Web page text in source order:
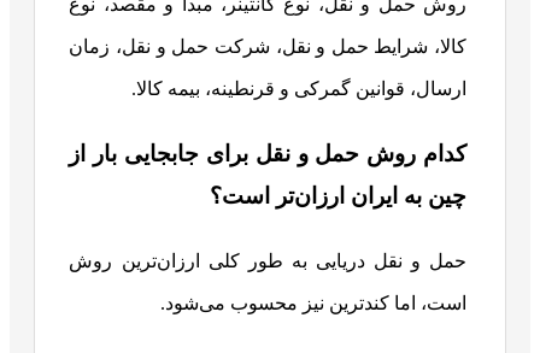
روش حمل و نقل، نوع کانتینر، مبدا و مقصد، نوع
کالا، شرایط حمل و نقل، شرکت حمل و نقل، زمان
ارسال، قوانین گمرکی و قرنطینه، بیمه کالا.
کدام روش حمل و نقل برای جابجایی بار از
چین به ایران ارزان‌تر است؟
حمل و نقل دریایی به طور کلی ارزان‌ترین روش
است، اما کندترین نیز محسوب می‌شود.